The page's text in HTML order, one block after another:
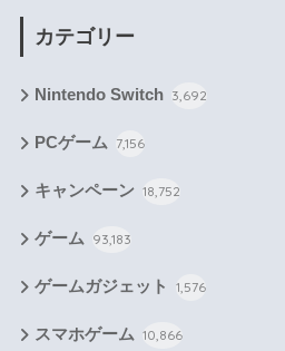
カテゴリー
Nintendo Switch 3,692
PCゲーム 7,156
キャンペーン 18,752
ゲーム 93,183
ゲームガジェット 1,576
スマホゲーム 10,866